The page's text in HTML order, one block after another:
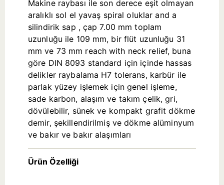
Makine raybası ile son derece eşit olmayan
aralıklı sol el yavaş spiral oluklar and a
silindirik sap , çap 7.00 mm toplam
uzunluğu ile 109 mm, bir flüt uzunluğu 31
mm ve 73 mm reach with neck relief, buna
göre DIN 8093 standard için içinde hassas
delikler raybalama H7 tolerans, karbür ile
parlak yüzey işlemek için genel işleme,
sade karbon, alaşım ve takım çelik, gri,
dövülebilir, sünek ve kompakt grafit dökme
demir, şekillendirilmiş ve dökme alüminyum
ve bakır ve bakır alaşımları
Ürün Özelliği